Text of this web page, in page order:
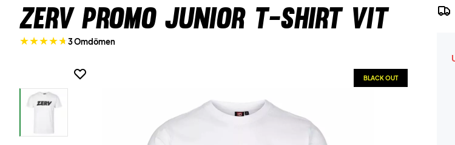
ZERV Promo Junior T-shirt Vit
3 Omdömen
BLACK OUT